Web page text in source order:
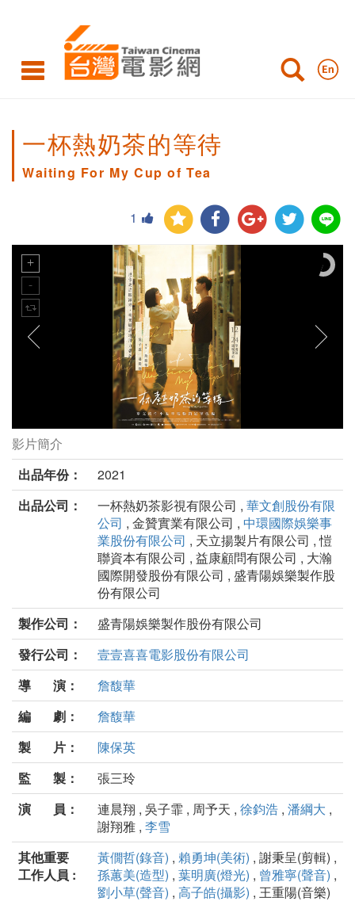
一杯熱奶茶的等待
Waiting For My Cup of Tea
1
一杯熱奶茶的等待劇照
影片簡介
出品年份：
2021
出品公司：
一杯熱奶茶影視有限公司 , 華文創股份有限
公司 , 金贊實業有限公司 , 中環國際娛樂事
業股份有限公司 , 天立揚製片有限公司 , 愷
聯資本有限公司 , 益康顧問有限公司 , 大瀚
國際開發股份有限公司 , 盛青陽娛樂製作股
份有限公司
製作公司：
盛青陽娛樂製作股份有限公司
發行公司：
壹壹喜喜電影股份有限公司
導 演：
詹馥華
編 劇：
詹馥華
製 片：
陳保英
監 製：
張三玲
演 員：
連晨翔 , 吳子霏 , 周予天 , 徐鈞浩 , 潘綱大 ,
謝翔雅 , 李雪
其他重要
工作人員 :
黃僩哲(錄音) , 賴勇坤(美術) , 謝秉呈(剪輯) ,
孫蕙美(造型) , 葉明廣(燈光) , 曾雅寧(聲音) ,
劉小草(聲音) , 高子皓(攝影) , 王重陽(音樂)